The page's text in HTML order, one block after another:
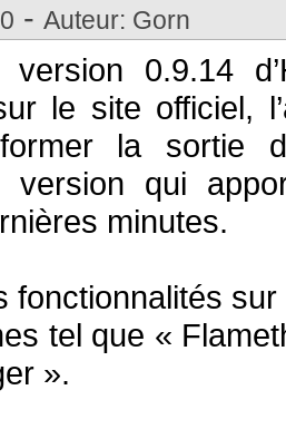
- Auteur: Gorn
0.9.14
le site officiel,
la sortie
version qui
minutes.
fonctionnalités
tel que «
».